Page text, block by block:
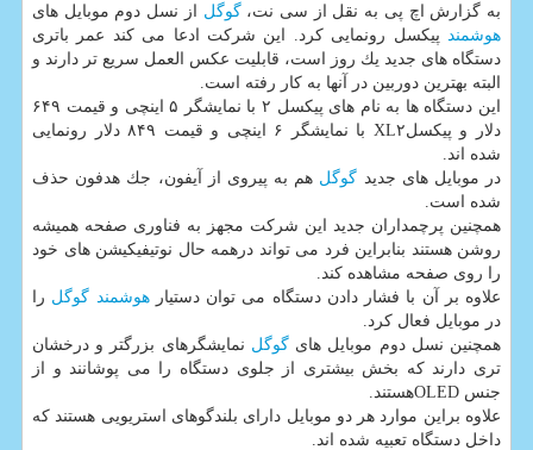
به گزارش اچ پی به نقل از سی نت،گوگل از نسل دوم موبایل های
هوشمند پیكسل رونمایی كرد. این شركت ادعا می كند عمر باتری
دستگاه های جدید یك روز است، قابلیت عكس العمل سریع تر دارند و
البته بهترین دوربین در آنها به كار رفته است.
این دستگاه ها به نام های پیكسل ۲ با نمایشگر ۵ اینچی و قیمت ۶۴۹
دلار و پیكسلXL۲ با نمایشگر ۶ اینچی و قیمت ۸۴۹ دلار رونمایی
شده اند.
در موبایل های جدید گوگل هم به پیروی از آیفون، جك هدفون حذف
شده است.
همچنین پرچمداران جدید این شركت مجهز به فناوری صفحه همیشه
روشن هستند بنابراین فرد می تواند درهمه حال نوتیفیكیشن های خود
را روی صفحه مشاهده كند.
علاوه بر آن با فشار دادن دستگاه می توان دستیارهوشمند گوگل را
در موبایل فعال كرد.
همچنین نسل دوم موبایل هایگوگل نمایشگرهای بزرگتر و درخشان
تری دارند كه بخش بیشتری از جلوی دستگاه را می پوشانند و از
جنس OLEDهستند.
علاوه براین موارد هر دو موبایل دارای بلندگوهای استریویی هستند كه
داخل دستگاه تعبیه شده اند.